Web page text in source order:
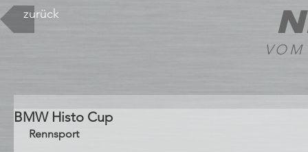
VOM
zurück
BMW Histo Cup
Rennsport